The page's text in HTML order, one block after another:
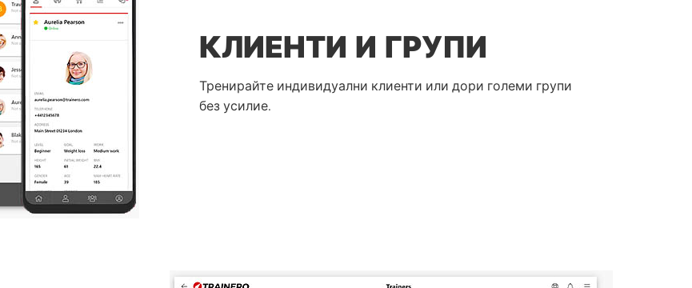
КЛИЕНТИ И ГРУПИ
Тренирайте индивидуални клиенти или дори големи групи
без усилие.